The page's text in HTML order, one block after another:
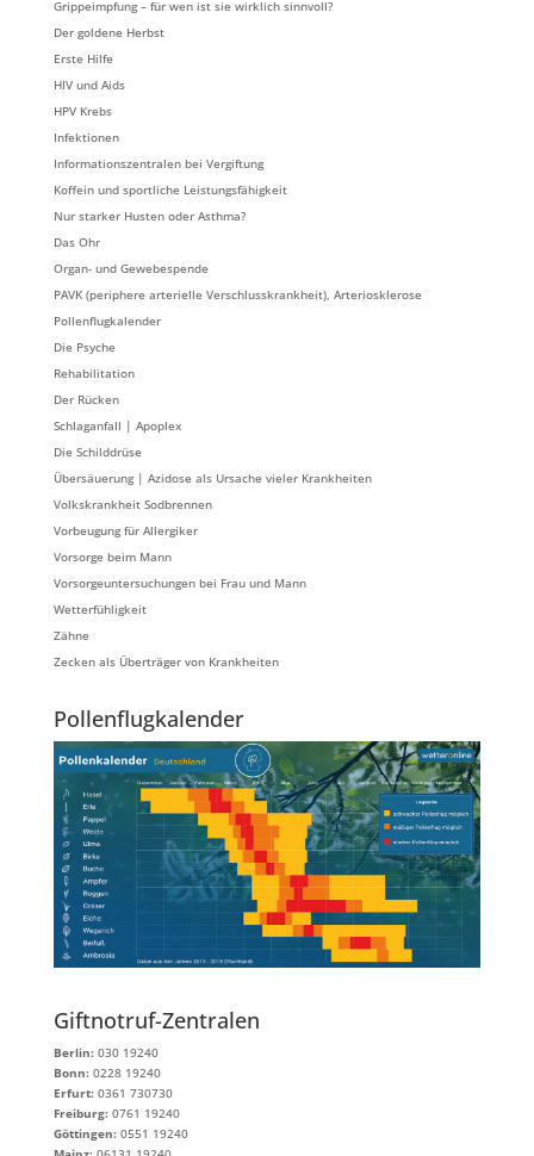
Grippeimpfung – für wen ist sie wirklich sinnvoll?
Der goldene Herbst
Erste Hilfe
HIV und Aids
HPV Krebs
Infektionen
Informationszentralen bei Vergiftung
Koffein und sportliche Leistungsfähigkeit
Nur starker Husten oder Asthma?
Das Ohr
Organ- und Gewebespende
PAVK (periphere arterielle Verschlusskrankheit), Arteriosklerose
Pollenflugkalender
Die Psyche
Rehabilitation
Der Rücken
Schlaganfall | Apoplex
Die Schilddrüse
Übersäuerung | Azidose als Ursache vieler Krankheiten
Volkskrankheit Sodbrennen
Vorbeugung für Allergiker
Vorsorge beim Mann
Vorsorgeuntersuchungen bei Frau und Mann
Wetterfühligkeit
Zähne
Zecken als Überträger von Krankheiten
Pollenflugkalender
Giftnotruf-Zentralen
Berlin:030 19240
Bonn:0228 19240
Erfurt:0361 730730
Freiburg:0761 19240
Göttingen:0551 19240